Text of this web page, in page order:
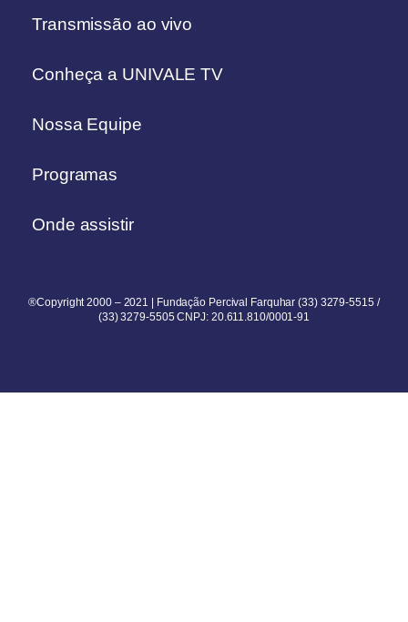
Transmissão ao vivo
Conheça a UNIVALE TV
Nossa Equipe
Programas
Onde assistir
®Copyright 2000 – 2021 | Fundação Percival Farquhar (33) 3279-5515 /
(33) 3279-5505 CNPJ: 20.611.810/0001-91